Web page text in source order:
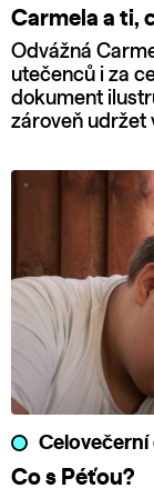
Carmela a ti,
Odvážná
utečenců i za
dokument
zároveň udržet
Co s Péťou?